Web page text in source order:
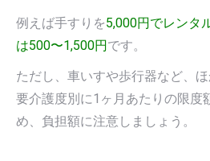
例えば手すりを5,000円でレンタ
は500〜1,500円 です。
ただし、車いすや歩行器など、
要介護度別に1ヶ月あたりの限度
め、負担額に注意しましょう。